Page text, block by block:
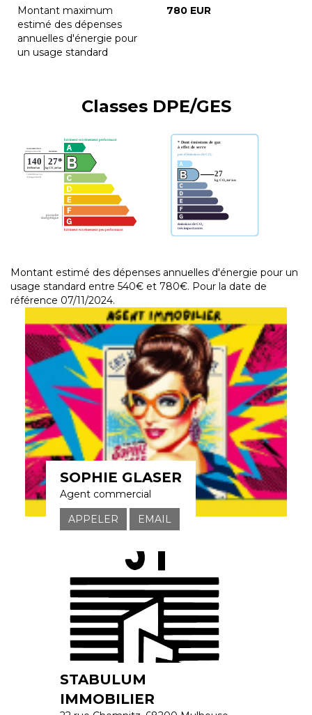
Montant maximum
estimé des dépenses
annuelles d'énergie pour
un usage standard
780 EUR
Classes DPE/GES
Montant estimé des dépenses annuelles d'énergie pour un
usage standard entre 540€ et 780€. Pour la date de
référence 07/11/2024.
SOPHIE GLASER
Agent commercial
APPELER
EMAIL
STABULUM
IMMOBILIER